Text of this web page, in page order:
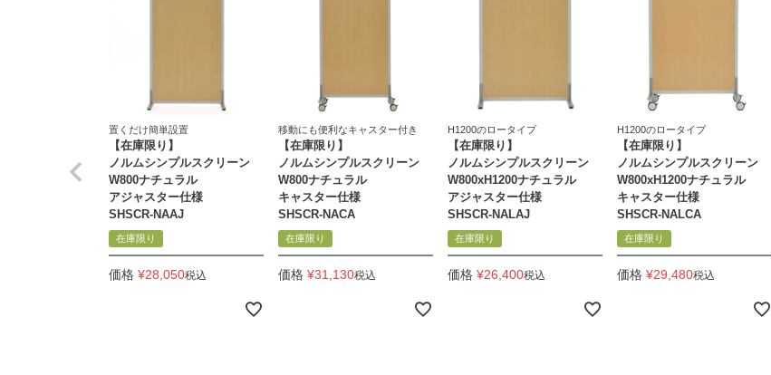
置くだけ簡単設置
【在庫限り】
ノルムシンプルスクリーン
W800ナチュラル
アジャスター仕様
SHSCR-NAAJ
在庫限り
価格 ¥28,050税込
移動にも便利なキャスター付き
【在庫限り】
ノルムシンプルスクリーン
W800ナチュラル
キャスター仕様
SHSCR-NACA
在庫限り
価格 ¥31,130税込
H1200のロータイプ
【在庫限り】
ノルムシンプルスクリーン
W800xH1200ナチュラル
アジャスター仕様
SHSCR-NALAJ
在庫限り
価格 ¥26,400税込
H1200のロータイプ
【在庫限り】
ノルムシンプルスクリーン
W800xH1200ナチュラル
キャスター仕様
SHSCR-NALCA
在庫限り
価格 ¥29,480税込